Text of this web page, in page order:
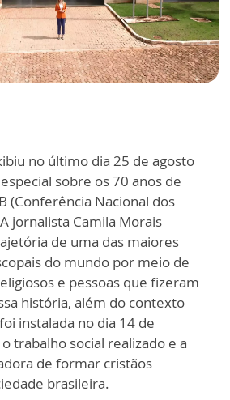
no último dia 25 de agosto
sobre os 70 anos de
(Conferência Nacional dos
jornalista Camila Morais
de uma das maiores
do mundo por meio de
e pessoas que fizeram
história, além do contexto
instalada no dia 14 de
trabalho social realizado e a
de formar cristãos
brasileira.